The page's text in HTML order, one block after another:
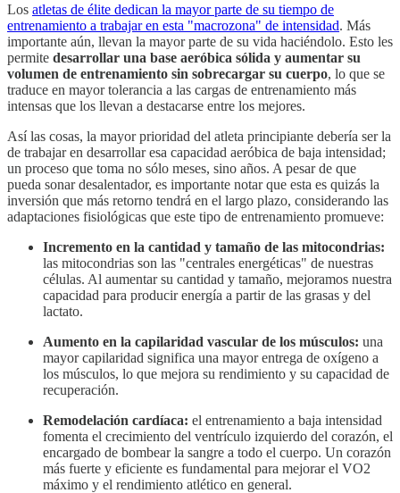
Los atletas de élite dedican la mayor parte de su tiempo de
entrenamiento a trabajar en esta "macrozona" de intensidad. Más
importante aún, llevan la mayor parte de su vida haciéndolo. Esto les
permite desarrollar una base aeróbica sólida y aumentar su
volumen de entrenamiento sin sobrecargar su cuerpo, lo que se
traduce en mayor tolerancia a las cargas de entrenamiento más
intensas que los llevan a destacarse entre los mejores.
Así las cosas, la mayor prioridad del atleta principiante debería ser la
de trabajar en desarrollar esa capacidad aeróbica de baja intensidad;
un proceso que toma no sólo meses, sino años. A pesar de que
pueda sonar desalentador, es importante notar que esta es quizás la
inversión que más retorno tendrá en el largo plazo, considerando las
adaptaciones fisiológicas que este tipo de entrenamiento promueve:
Incremento en la cantidad y tamaño de las mitocondrias:
las mitocondrias son las "centrales energéticas" de nuestras
células. Al aumentar su cantidad y tamaño, mejoramos nuestra
capacidad para producir energía a partir de las grasas y del
lactato.
Aumento en la capilaridad vascular de los músculos: una
mayor capilaridad significa una mayor entrega de oxígeno a
los músculos, lo que mejora su rendimiento y su capacidad de
recuperación.
Remodelación cardíaca: el entrenamiento a baja intensidad
fomenta el crecimiento del ventrículo izquierdo del corazón, el
encargado de bombear la sangre a todo el cuerpo. Un corazón
más fuerte y eficiente es fundamental para mejorar el VO2
máximo y el rendimiento atlético en general.